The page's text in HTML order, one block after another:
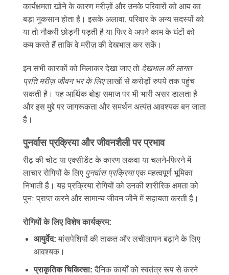
कार्यक्षमता खोने के कारण मरीज़ों और उनके परिवारों को आय का
बड़ा नुकसान होता है। इसके अलावा, परिवार के अन्य सदस्यों को
या तो नौकरी छोड़नी पड़ती है या फिर वे अपने काम के घंटों को
कम करते हैं ताकि वे मरीज़ की देखभाल कर सकें।
इन सभी कारकों को मिलाकर देखा जाए तो देखभाल की लागत
प्रति मरीज़ जीवन भर के लिएलाखों से करोड़ों रुपये तक पहुंच
सकती है। यह आर्थिक बोझ समाज पर भी भारी असर डालता है
और इस मुद्दे पर जागरूकता और समर्थन अत्यंत आवश्यक बन जाता
है।
पुनर्वास प्रक्रिया और जीवनशैली पर प्रभाव
रीढ़ की चोट या एक्सीडेंट के कारण लकवा या चलने-फिरने में
लाचार रोगियों के लिए पुनर्वास प्रक्रियाएक महत्वपूर्ण भूमिका
निभाती है। यह प्रक्रिया रोगियों को उनकी शारीरिक क्षमता को
पुनः प्राप्त करने और सामान्य जीवन जीने में सहायता करती है।
रोगियों के लिए विशेष कार्यक्रम:
आयुर्वेद: मांसपेशियों की ताकत और लचीलापन बढ़ाने के लिए
आवश्यक।
प्राकृतिक चिकित्सा: दैनिक कार्यों को स्वतंत्र रूप से करने